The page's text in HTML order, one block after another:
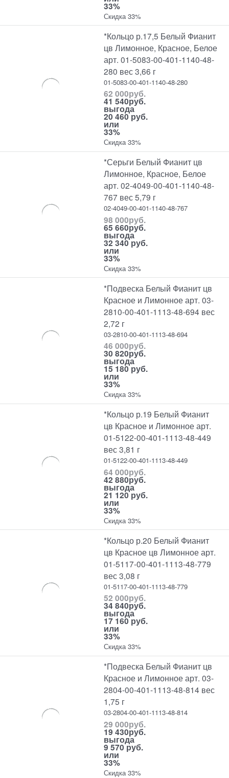
33%
Скидка 33%
*Кольцо р.17,5 Белый Фианит
цв Лимонное, Красное, Белое
арт. 01-5083-00-401-1140-48-
280 вес 3,66 г
01-5083-00-401-1140-48-280
62 000руб.
41 540руб.
выгода
20 460 руб.
или
33%
Скидка 33%
*Серьги Белый Фианит цв
Лимонное, Красное, Белое
арт. 02-4049-00-401-1140-48-
767 вес 5,79 г
02-4049-00-401-1140-48-767
98 000руб.
65 660руб.
выгода
32 340 руб.
или
33%
Скидка 33%
*Подвеска Белый Фианит цв
Красное и Лимонное арт. 03-
2810-00-401-1113-48-694 вес
2,72 г
03-2810-00-401-1113-48-694
46 000руб.
30 820руб.
выгода
15 180 руб.
или
33%
Скидка 33%
*Кольцо р.19 Белый Фианит
цв Красное и Лимонное арт.
01-5122-00-401-1113-48-449
вес 3,81 г
01-5122-00-401-1113-48-449
64 000руб.
42 880руб.
выгода
21 120 руб.
или
33%
Скидка 33%
*Кольцо р.20 Белый Фианит
цв Красное цв Лимонное арт.
01-5117-00-401-1113-48-779
вес 3,08 г
01-5117-00-401-1113-48-779
52 000руб.
34 840руб.
выгода
17 160 руб.
или
33%
Скидка 33%
*Подвеска Белый Фианит цв
Красное и Лимонное арт. 03-
2804-00-401-1113-48-814 вес
1,75 г
03-2804-00-401-1113-48-814
29 000руб.
19 430руб.
выгода
9 570 руб.
или
33%
Скидка 33%